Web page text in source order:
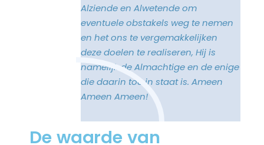
Alziende en Alwetende om
eventuele obstakels weg te nemen
en het ons te vergemakkelijken
deze doelen te realiseren, Hij is
namelijk de Almachtige en de enige
die daarin toe in staat is. Ameen
Ameen Ameen!
De waarde van